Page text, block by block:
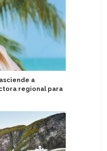
a
regional para